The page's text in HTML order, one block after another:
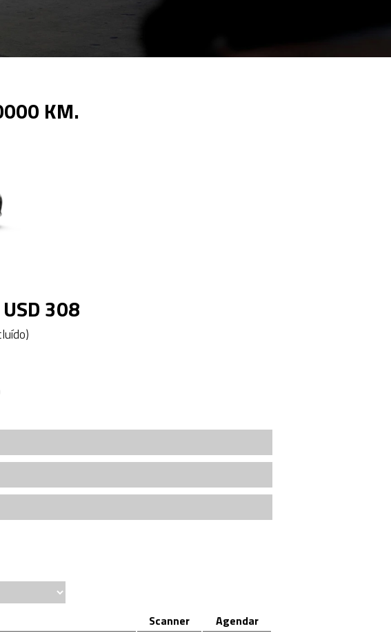
KM.
308
Scanner Agendar